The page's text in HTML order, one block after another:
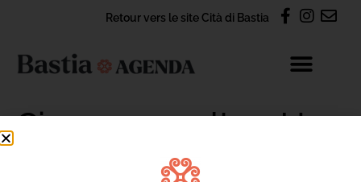
Retour vers le site Cità di Bastia
Ci era una volta … U
Teatru di Bastia